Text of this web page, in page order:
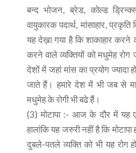
बन्द भोजन, ब्रेड, कोल्ड
वायुकारक पदार्थ, मांसाहार,
यह देख़ा गया है कि शाकाहार करने
करने वाले व्यक्तियों को मधुमेह रोग
देशों में जहां मांस का प्रयोग ज्यादा
जाते हैं। हमारे देश में भी जब से
मधुमेह के रोगी भी बढे हैं।
(3) मोटापा :- आज के दौर में यह
हालांकि यह जरुरी नहीं है कि
दुबले-पतले व्यक्ति को भी यह रोग